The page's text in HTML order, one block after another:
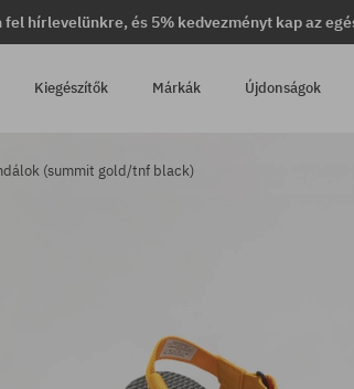
hírlevelünkre, és 5% kedvezményt kap az
Kiegészítők Márkák Újdonságok
(summit gold/tnf black)